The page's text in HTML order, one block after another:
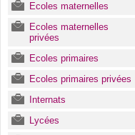
Ecoles maternelles
Ecoles maternelles
privées
Ecoles primaires
Ecoles primaires privées
Internats
Lycées